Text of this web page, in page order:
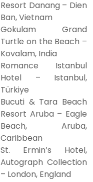
Resort Danang – Dien
Ban, Vietnam
Gokulam Grand
Turtle on the Beach –
Kovalam, India
Romance Istanbul
Hotel – Istanbul,
Türkiye
Bucuti & Tara Beach
Resort Aruba – Eagle
Beach, Aruba,
Caribbean
St. Ermin’s Hotel,
Autograph Collection
– London, England